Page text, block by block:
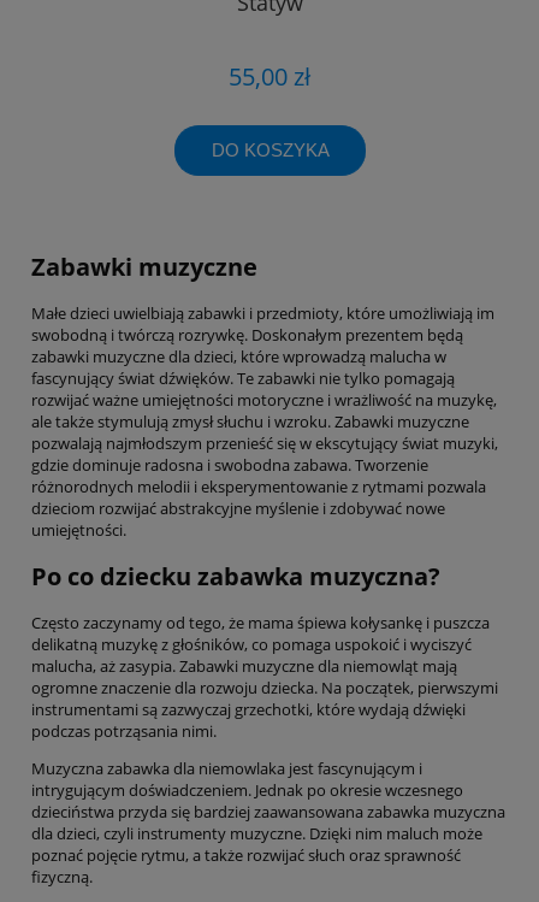
55,00 zł
DO KOSZYKA
Zabawki muzyczne
Małe dzieci uwielbiają zabawki i przedmioty, które umożliwiają im
swobodną i twórczą rozrywkę. Doskonałym prezentem będą
zabawki muzyczne dla dzieci, które wprowadzą malucha w
fascynujący świat dźwięków. Te zabawki nie tylko pomagają
rozwijać ważne umiejętności motoryczne i wrażliwość na muzykę,
ale także stymulują zmysł słuchu i wzroku. Zabawki muzyczne
pozwalają najmłodszym przenieść się w ekscytujący świat muzyki,
gdzie dominuje radosna i swobodna zabawa. Tworzenie
różnorodnych melodii i eksperymentowanie z rytmami pozwala
dzieciom rozwijać abstrakcyjne myślenie i zdobywać nowe
umiejętności.
Po co dziecku zabawka muzyczna?
Często zaczynamy od tego, że mama śpiewa kołysankę i puszcza
delikatną muzykę z głośników, co pomaga uspokoić i wyciszyć
malucha, aż zasypia. Zabawki muzyczne dla niemowląt mają
ogromne znaczenie dla rozwoju dziecka. Na początek, pierwszymi
instrumentami są zazwyczaj grzechotki, które wydają dźwięki
podczas potrząsania nimi.
Muzyczna zabawka dla niemowlaka jest fascynującym i
intrygującym doświadczeniem. Jednak po okresie wczesnego
dzieciństwa przyda się bardziej zaawansowana zabawka muzyczna
dla dzieci, czyli instrumenty muzyczne. Dzięki nim maluch może
poznać pojęcie rytmu, a także rozwijać słuch oraz sprawność
fizyczną.